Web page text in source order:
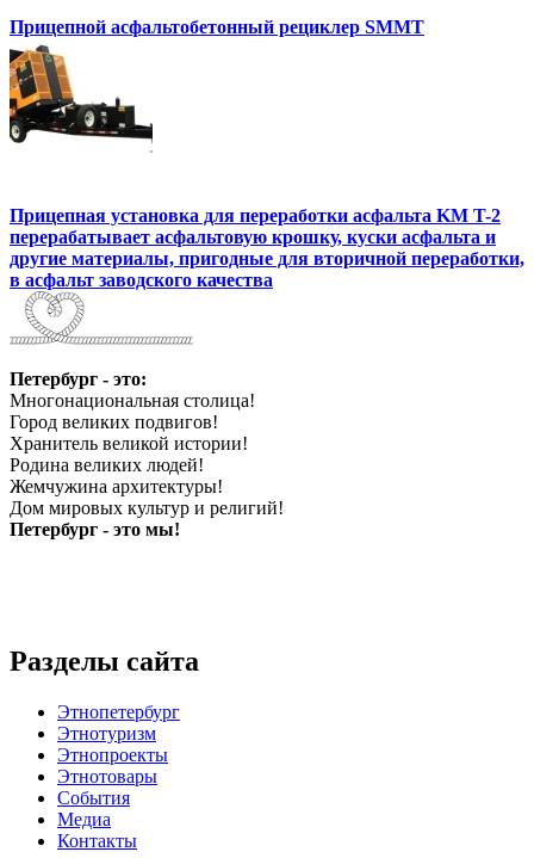
Прицепной асфальтобетонный рециклер SMMT
Прицепная установка для переработки асфальта KM T-2
перерабатывает асфальтовую крошку, куски асфальта и
другие материалы, пригодные для вторичной переработки,
в асфальт заводского качества
Петербург - это:
Многонациональная столица!
Город великих подвигов!
Хранитель великой истории!
Родина великих людей!
Жемчужина архитектуры!
Дом мировых культур и религий!
Петербург - это мы!
Разделы сайта
Этнопетербург
Этнотуризм
Этнопроекты
Этнотовары
События
Медиа
Контакты